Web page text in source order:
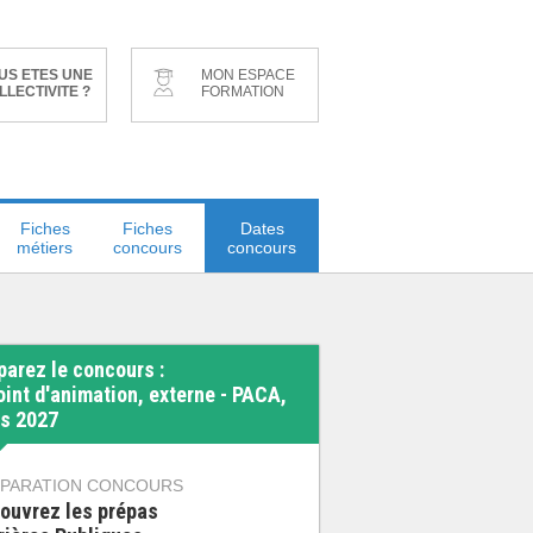
ETES UNE
?
MON ESPACE
FORMATION
Fiches
métiers
Fiches
concours
Dates
concours
le concours :
d'animation, externe - PACA,
2027
CONCOURS
les prépas